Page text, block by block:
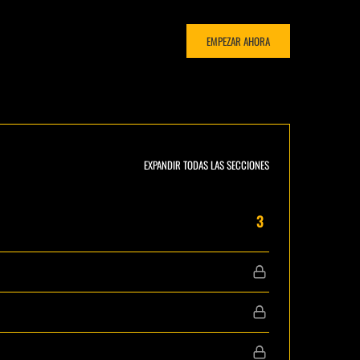
EMPEZAR AHORA
EXPANDIR TODAS LAS SECCIONES
3